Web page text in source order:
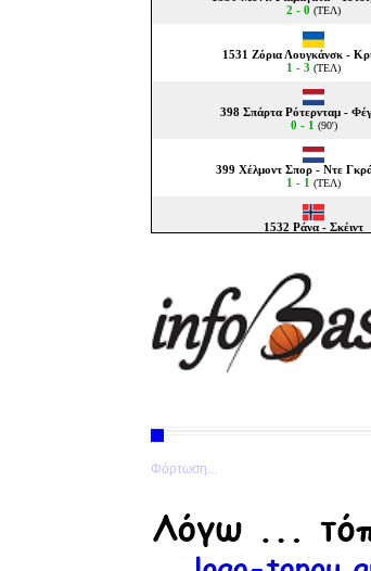
Φόρτωση...